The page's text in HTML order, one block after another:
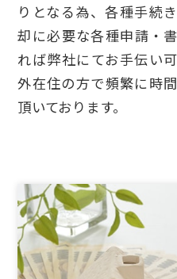
りとなる為、各種手続
却に必要な各種申請・
れば弊社にてお手伝い
外在住の方で頻繁に時
頂いております。